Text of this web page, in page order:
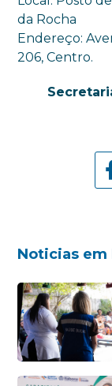
da Rocha
Endereço:
206, Centro.
Noticias em